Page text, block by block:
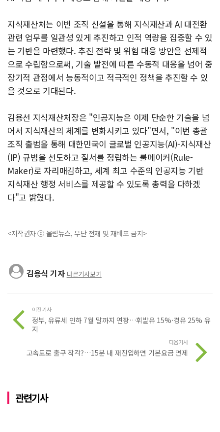
지식재산처는 이번 조직 신설을 통해 지식재산과 AI 대전환
관련 업무를 일관성 있게 추진하고 인적 역량을 집중할 수 있
는 기반을 마련했다. 추진 전략 및 위험 대응 방안을 선제적
으로 수립함으로써, 기술 발전에 따른 수동적 대응을 넘어 중
장기적 관점에서 능동적이고 적극적인 정책을 추진할 수 있
을 것으로 기대된다.
김용선 지식재산처장은 "인공지능은 이제 단순한 기술을 넘
어서 지식재산의 체계를 변화시키고 있다"면서, "이번 총괄
조직 출범을 통해 대한민국이 글로벌 인공지능(AI)-지식재산
(IP) 규범을 선도하고 질서를 정립하는 룰메이커(Rule-
Maker)로 자리매김하고, 세계 최고 수준의 인공지능 기반
지식재산 행정 서비스를 제공할 수 있도록 총력을 다하겠
다"고 밝혔다.
<저작권자 ⓒ 울림뉴스, 무단 전재 및 재배포 금지>
김용식 기자 다른기사보기
이전기사
정부, 유류세 인하 7월 말까지 연장…휘발유 15%·경유 25% 유
지
다음기사
고속도로 출구 착각?…15분 내 재진입하면 기본요금 면제
관련기사